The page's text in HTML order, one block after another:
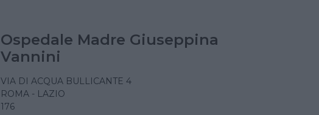
Ospedale Madre Giuseppina
Vannini
VIA DI ACQUA BULLICANTE 4
ROMA - LAZIO
176